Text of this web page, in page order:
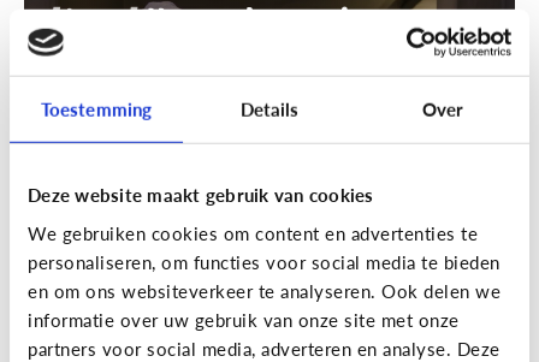
Toestemming Details Over
Deze website maakt gebruik van cookies
We gebruiken cookies om content en advertenties te
personaliseren, om functies voor social media te bieden
en om ons websiteverkeer te analyseren. Ook delen we
informatie over uw gebruik van onze site met onze
partners voor social media, adverteren en analyse. Deze
[Actua]Hoe snel geven jongeren
hun bankkaart in ruil voor geld?
En wat zijn 'geldezels'?